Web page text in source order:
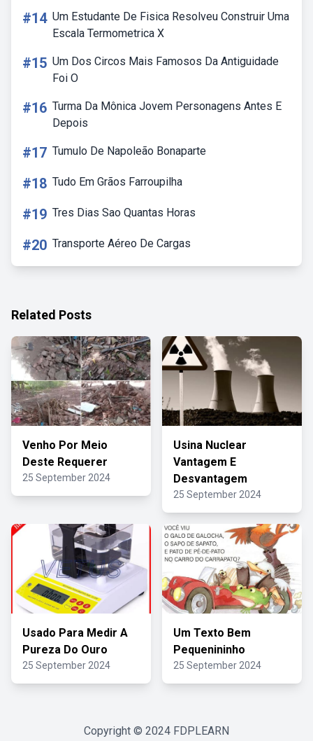
#14 Um Estudante De Fisica Resolveu Construir Uma
Escala Termometrica X
#15 Um Dos Circos Mais Famosos Da Antiguidade
Foi O
#16 Turma Da Mônica Jovem Personagens Antes E
Depois
#17 Tumulo De Napoleão Bonaparte
#18 Tudo Em Grãos Farroupilha
#19 Tres Dias Sao Quantas Horas
#20 Transporte Aéreo De Cargas
Related Posts
Venho Por Meio
Deste Requerer
25 September 2024
Usina Nuclear
Vantagem E
Desvantagem
25 September 2024
Usado Para Medir A
Pureza Do Ouro
25 September 2024
Um Texto Bem
Pequenininho
25 September 2024
Copyright © 2024 FDPLEARN